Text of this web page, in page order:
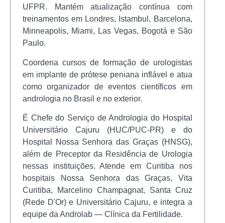
UFPR. Mantém atualização contínua com
treinamentos em Londres, Istambul, Barcelona,
Minneapolis, Miami, Las Vegas, Bogotá e São
Paulo.
Coordena cursos de formação de urologistas
em implante de prótese peniana inflável e atua
como organizador de eventos científicos em
andrologia no Brasil e no exterior.
É Chefe do Serviço de Andrologia do Hospital
Universitário Cajuru (HUC/PUC-PR) e do
Hospital Nossa Senhora das Graças (HNSG),
além de Preceptor da Residência de Urologia
nessas instituições. Atende em Curitiba nos
hospitais Nossa Senhora das Graças, Vita
Curitiba, Marcelino Champagnat, Santa Cruz
(Rede D'Or) e Universitário Cajuru, e integra a
equipe da Androlab — Clínica da Fertilidade.